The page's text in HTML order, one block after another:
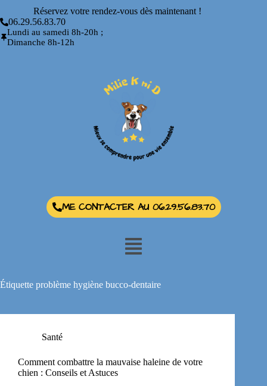
Réservez votre rendez-vous dès maintenant !
06.29.56.83.70
Lundi au samedi 8h-20h ;
Dimanche 8h-12h
ME CONTACTER AU 06.29.56.83.70
Étiquette problème hygiène bucco-dentaire
Santé
Comment combattre la mauvaise haleine de votre
chien : Conseils et Astuces